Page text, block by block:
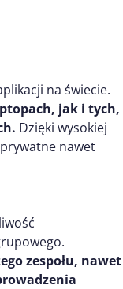
na świecie.
jak i tych,
Dzięki wysokiej
nawet
zespołu, nawet